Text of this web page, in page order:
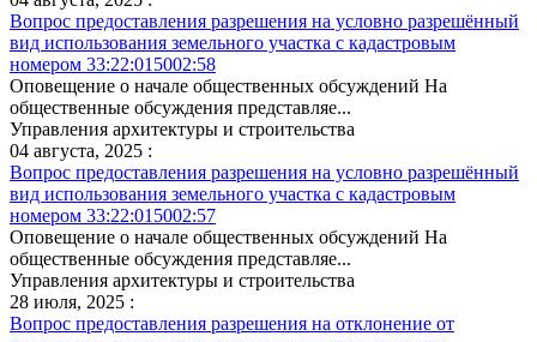
Вопрос предоставления разрешения на условно разрешённый
вид использования земельного участка с кадастровым
номером 33:22:015002:58
Оповещение о начале общественных обсуждений На
общественные обсуждения представляе...
Управления архитектуры и строительства
04 августа, 2025 :
Вопрос предоставления разрешения на условно разрешённый
вид использования земельного участка с кадастровым
номером 33:22:015002:57
Оповещение о начале общественных обсуждений На
общественные обсуждения представляе...
Управления архитектуры и строительства
28 июля, 2025 :
Вопрос предоставления разрешения на отклонение от